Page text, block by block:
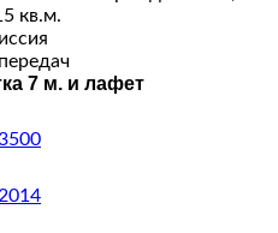
кв.м.
7 м. и лафет
2014